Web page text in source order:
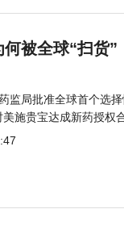
何被全球“扫货”
监局批准全球首个选
美施贵宝达成新药授